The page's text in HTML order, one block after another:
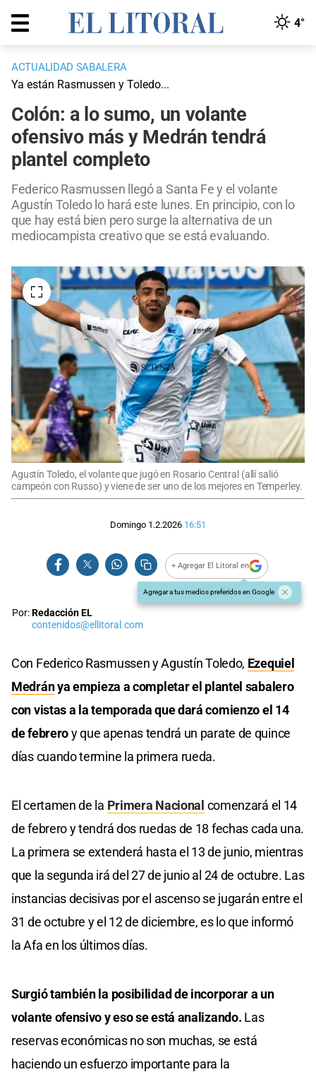
4°
ACTUALIDAD SABALERA
Ya están Rasmussen y Toledo...
Colón: a lo sumo, un volante
ofensivo más y Medrán tendrá
plantel completo
Federico Rasmussen llegó a Santa Fe y el volante
Agustín Toledo lo hará este lunes. En principio, con lo
que hay está bien pero surge la alternativa de un
mediocampista creativo que se está evaluando.
Agustín Toledo, el volante que jugó en Rosario Central (allí salió
campeón con Russo) y viene de ser uno de los mejores en Temperley.
Domingo 1.2.2026 16:51
+ Agregar El Litoral en
Agregar a tus medios preferidos en Google
Por:Redacción EL
contenidos@ellitoral.com
Con Federico Rasmussen y Agustín Toledo, Ezequiel
Medránya empieza a completar el plantel sabalero
con vistas a la temporada que dará comienzo el 14
de febreroy que apenas tendrá un parate de quince
días cuando termine la primera rueda.
El certamen de la Primera Nacional comenzará el 14
de febrero y tendrá dos ruedas de 18 fechas cada una.
La primera se extenderá hasta el 13 de junio, mientras
que la segunda irá del 27 de junio al 24 de octubre. Las
instancias decisivas por el ascenso se jugarán entre el
31 de octubre y el 12 de diciembre, es lo que informó
la Afa en los últimos días.
Surgió también la posibilidad de incorporar a un
volante ofensivo y eso se está analizando. Las
reservas económicas no son muchas, se está
haciendo un esfuerzo importante para la